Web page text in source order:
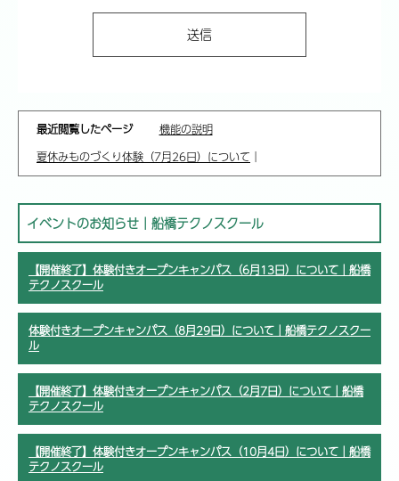
最近閲覧したページ
機能の説明
夏休みものづくり体験（7月26日）について ｜
イベントのお知らせ｜船橋テクノスクール
【開催終了】体験付きオープンキャンパス（6月13日）について｜船橋
テクノスクール
体験付きオープンキャンパス（8月29日）について｜船橋テクノスクー
ル
【開催終了】体験付きオープンキャンパス（2月7日）について｜船橋
テクノスクール
【開催終了】体験付きオープンキャンパス（10月4日）について｜船橋
テクノスクール